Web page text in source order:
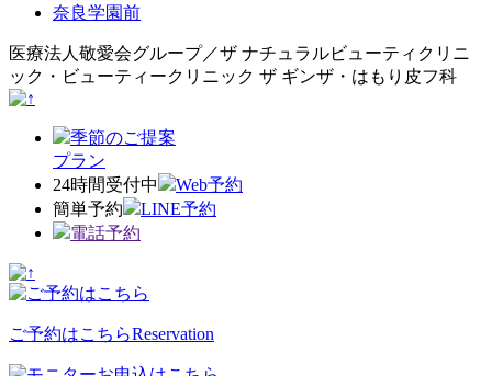
奈良学園前
医療法人敬愛会グループ／ザ ナチュラルビューティクリニ
ック・ビューティークリニック ザ ギンザ・はもり皮フ科
季節のご提案
プラン
24時間受付中
Web予約
簡単予約
LINE予約
電話予約
ご予約はこちらReservation